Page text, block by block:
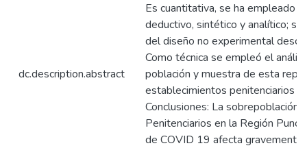
dc.description.abstract
Es cuantitativa, se ha empleado
deductivo, sintético y analítico;
del diseño no experimental
Como técnica se empleó el
población y muestra de esta
establecimientos penitenciarios
Conclusiones: La sobrepoblación
Penitenciarios en la Región Puno
de COVID 19 afecta gravemente